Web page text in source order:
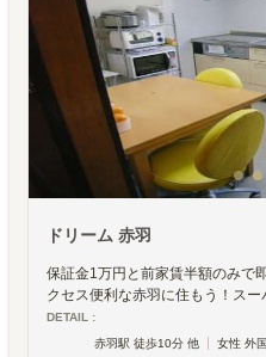
ドリーム 赤羽
保証金1万円と前家賃半額のみで
クセス便利な赤羽に住もう！スー
DETAIL :
赤羽駅 徒歩10分 他
女性 外